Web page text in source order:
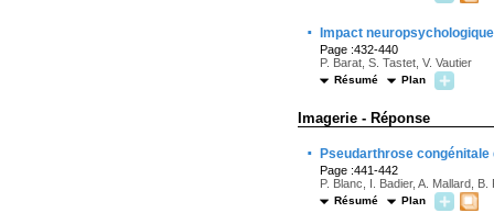
· Impact
Page :432-440
P. Barat, S. Tastet, V. Vautier
Résumé Plan
Imagerie - Réponse
· Pseudarthrose
Page :441-442
P. Blanc, I. Badier, A. Mallard,
Résumé Plan